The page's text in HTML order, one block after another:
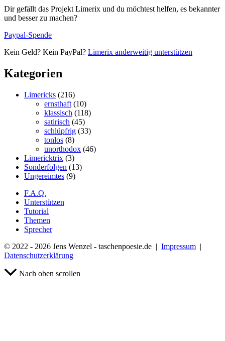
Dir gefällt das Projekt Limerix und du möchtest helfen, es bekannter
und besser zu machen?
Paypal-Spende
Kein Geld? Kein PayPal? Limerix anderweitig unterstützen
Kategorien
Limericks (216)
ernsthaft (10)
klassisch (118)
satirisch (45)
schlüpfrig (33)
tonlos (8)
unorthodox (46)
Limericktrix (3)
Sonderfolgen (13)
Ungereimtes (9)
F.A.Q.
Unterstützen
Tutorial
Themen
Sprecher
© 2022 - 2026 Jens Wenzel - taschenpoesie.de | Impressum |
Datenschutzerklärung
Nach oben scrollen